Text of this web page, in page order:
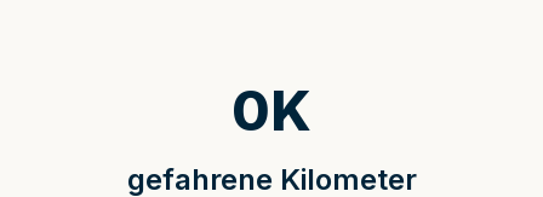
gefahrene Kilometer
0K